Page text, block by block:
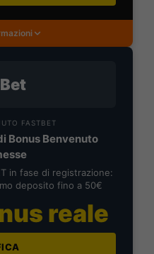
FASTBET
Bonus Benvenuto
in fase di registrazione:
deposito fino a 50€
reale